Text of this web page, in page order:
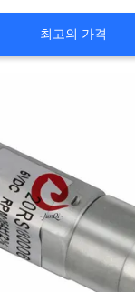
최고의 가격